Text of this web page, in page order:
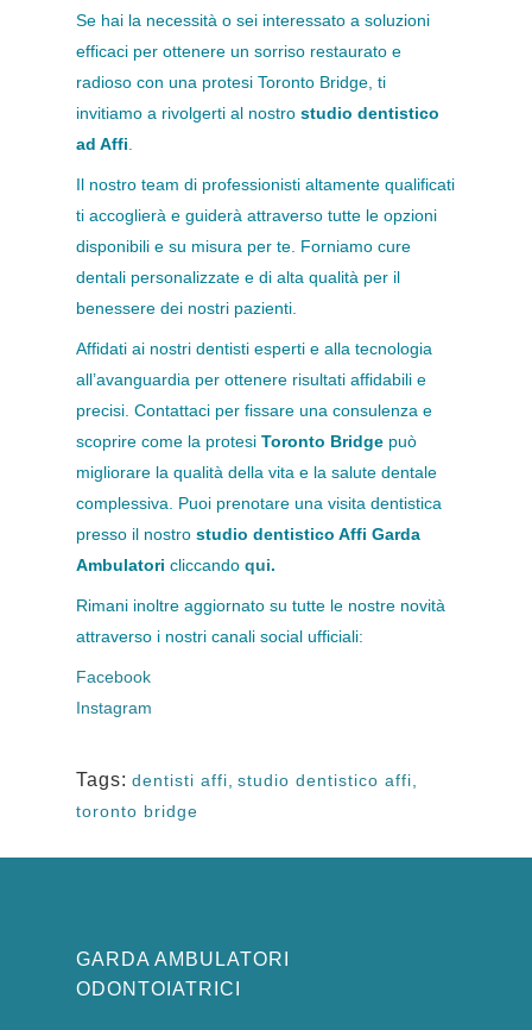
Se hai la necessità o sei interessato a soluzioni
efficaci per ottenere un sorriso restaurato e
radioso con una protesi Toronto Bridge, ti
invitiamo a rivolgerti al nostro studio dentistico
ad Affi
Il nostro team di professionisti altamente qualificati
ti accoglierà e guiderà attraverso tutte le opzioni
disponibili e su misura per te. Forniamo cure
dentali personalizzate e di alta qualità per il
benessere dei nostri pazienti.
Affidati ai nostri dentisti esperti e alla tecnologia
all’avanguardia per ottenere risultati affidabili e
precisi. Contattaci per fissare una consulenza e
scoprire come la protesi Toronto Bridge può
migliorare la qualità della vita e la salute dentale
complessiva. Puoi prenotare una visita dentistica
presso il nostro studio dentistico Affi Garda
Ambulatori cliccando qui.
Rimani inoltre aggiornato su tutte le nostre novità
attraverso i nostri canali social ufficiali:
Facebook
Instagram
Tags: dentisti affi studio dentistico affi
toronto bridge
GARDA AMBULATORI
ODONTOIATRICI